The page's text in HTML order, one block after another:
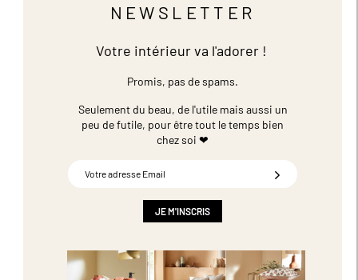
NEWSLETTER
Votre intérieur va l'adorer !
Promis, pas de spams.
Seulement du beau, de l'utile mais aussi un
peu de futile, pour être tout le temps bien
chez soi ❤
JE M'INSCRIS